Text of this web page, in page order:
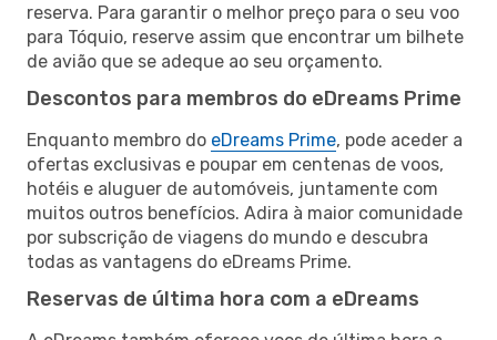
reserva. Para garantir o melhor preço para o seu voo
para Tóquio, reserve assim que encontrar um bilhete
de avião que se adeque ao seu orçamento.
Descontos para membros do eDreams Prime
Enquanto membro do eDreams Prime, pode aceder a
ofertas exclusivas e poupar em centenas de voos,
hotéis e aluguer de automóveis, juntamente com
muitos outros benefícios. Adira à maior comunidade
por subscrição de viagens do mundo e descubra
todas as vantagens do eDreams Prime.
Reservas de última hora com a eDreams